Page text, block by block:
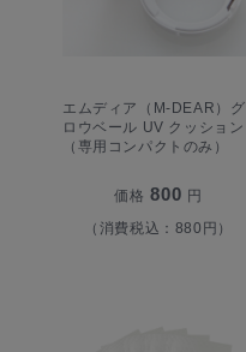
エムディア（M-DEAR）グ
ロウベール UV クッション
（専用コンパクトのみ）
価格 800 円
（消費税込：880円）